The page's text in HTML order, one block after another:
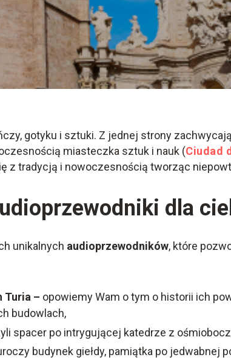
gotyku i sztuki. Z jednej strony
miasteczka sztuk i nauk (Ciudad
z tradycją i nowoczesnością tworząc
dla
unikalnych audioprzewodników, które
Turia – opowiemy Wam o tym o historii ich
budowlach,
spacer po intrygującej katedrze z
budynek giełdy, pamiątka po jedwabnej